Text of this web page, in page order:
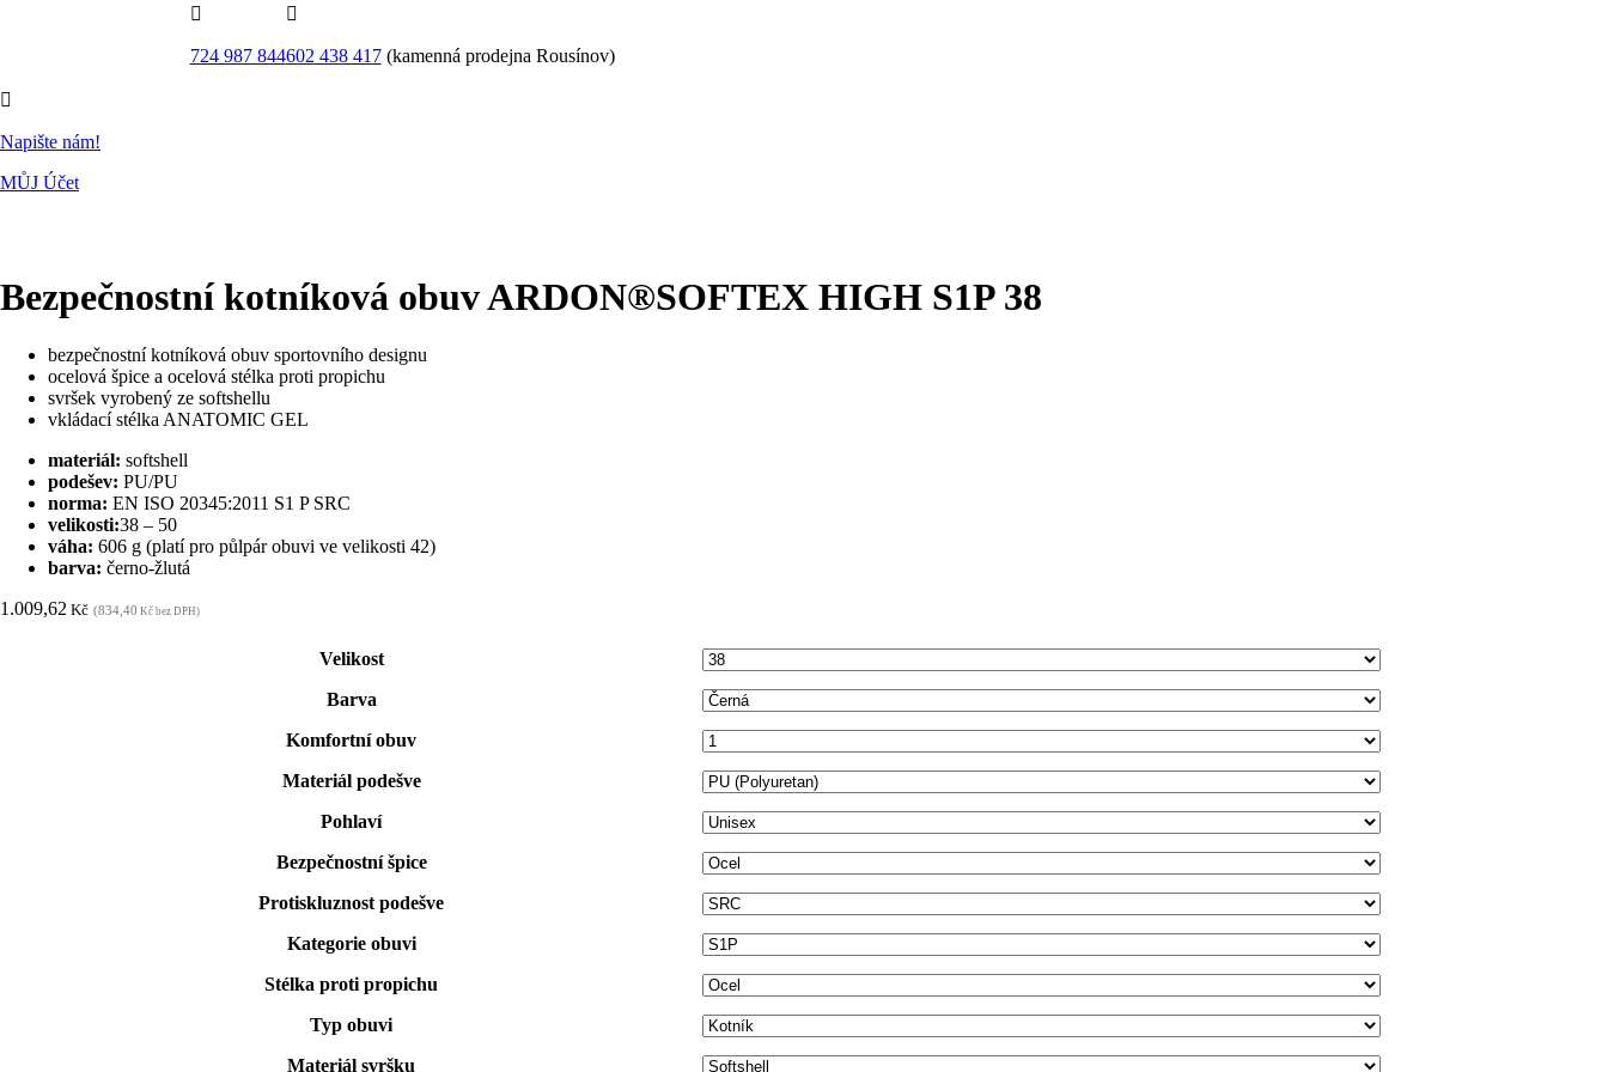

724 987 844

602 438 417(kamenná prodejna Rousínov)

Napište nám!
MŮJ Účet
Bezpečnostní kotníková obuv ARDON®SOFTEX HIGH S1P 38
bezpečnostní kotníková obuv sportovního designu
ocelová špice a ocelová stélka proti propichu
svršek vyrobený ze softshellu
vkládací stélka ANATOMIC GEL
materiál: softshell
podešev: PU/PU
norma: EN ISO 20345:2011 S1 P SRC
velikosti:38 – 50
váha: 606 g (platí pro půlpár obuvi ve velikosti 42)
barva: černo-žlutá
1.009,62 Kč (834,40 Kč bez DPH)
Velikost
Barva
Komfortní obuv
Materiál podešve
Pohlaví
Bezpečnostní špice
Protiskluznost podešve
Kategorie obuvi
Stélka proti propichu
Typ obuvi
Materiál svršku